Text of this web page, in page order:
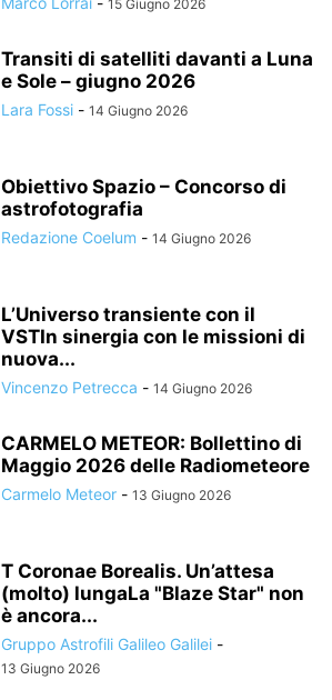
15 Giugno 2026
Transiti di satelliti davanti a Luna
e Sole – giugno 2026
Lara Fossi - 14 Giugno 2026
Obiettivo Spazio – Concorso di
astrofotografia
Redazione Coelum - 14 Giugno 2026
L’Universo transiente con il
VSTIn sinergia con le missioni di
nuova...
Vincenzo Petrecca - 14 Giugno 2026
CARMELO METEOR: Bollettino di
Maggio 2026 delle Radiometeore
Carmelo Meteor - 13 Giugno 2026
T Coronae Borealis. Un’attesa
(molto) lungaLa "Blaze Star" non
è ancora...
Gruppo Astrofili Galileo Galilei -
13 Giugno 2026